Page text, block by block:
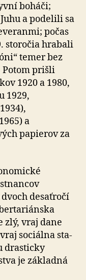
boháči;
a podelili sa
počas
storočia hrabali
temer bez
Potom prišli
1920 a 1980,
1929,
a
papierov za
desaťročí
zlý, vraj dane
sociálna sta­
drasticky
je základná